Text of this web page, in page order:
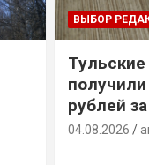
ВЫБОР
рублей
04.08.2026